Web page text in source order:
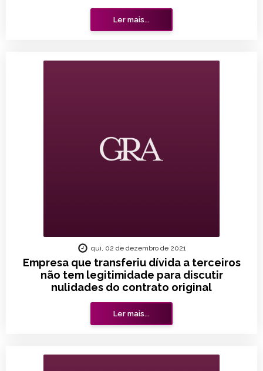
Ler mais...
Empresa que transferiu dívida a terceiros
não tem legitimidade para discutir
nulidades do contrato original
qui, 02 de dezembro de 2021
Ler mais...